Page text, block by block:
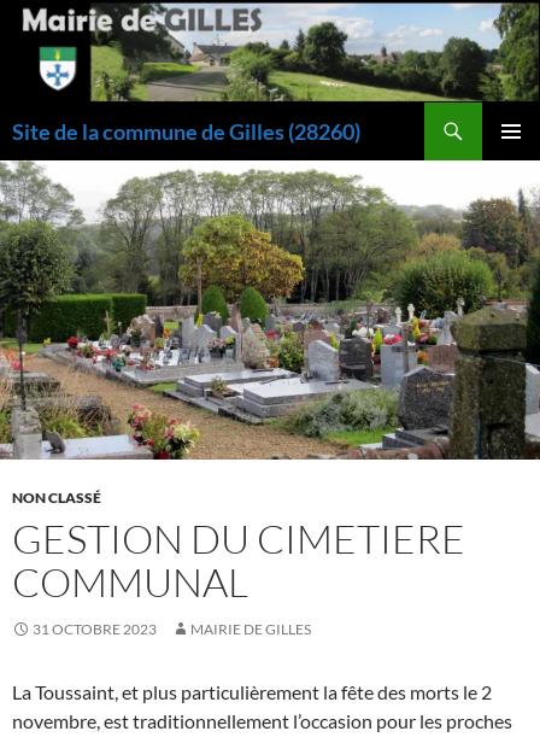
Aller
contenu
Site de la commune de Gilles (28260)
NON CLASSÉ
GESTION DU CIMETIERE
COMMUNAL
31 OCTOBRE 2023 MAIRIE DE GILLES
La Toussaint, et plus particulièrement la fête des morts le 2
novembre, est traditionnellement l’occasion pour les proches